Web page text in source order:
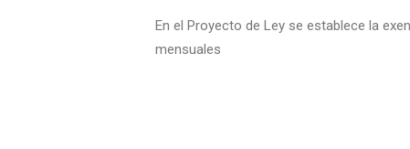
En el Proyecto de Ley se establece la
mensuales